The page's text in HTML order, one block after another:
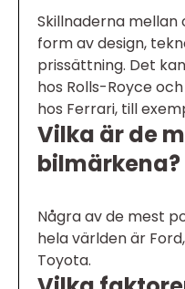
Skillnaderna mellan
form av design,
prissättning. Det
hos Rolls-Royce
hos Ferrari, till
Vilka är de
bilmärkena?
Några av de mest
hela världen är
Toyota.